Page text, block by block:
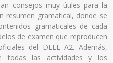
consejos muy útiles para la
resumen gramatical, donde se
gramaticales de cada
de examen que reproducen
del DELE A2. Además,
todas las actividades y los